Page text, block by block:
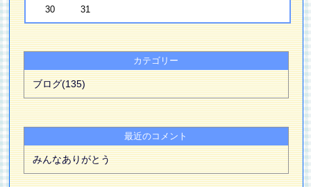
30
31
カテゴリー
ブログ(135)
最近のコメント
みんなありがとう